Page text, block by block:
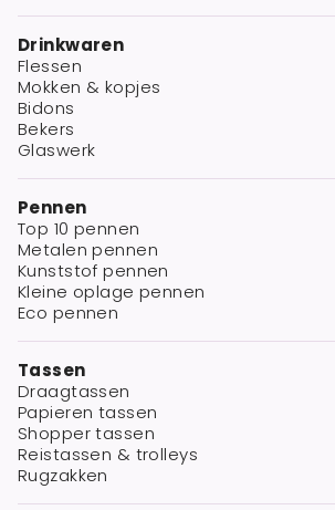
Drinkwaren
Flessen
Mokken & kopjes
Bidons
Bekers
Glaswerk
Pennen
Top 10 pennen
Metalen pennen
Kunststof pennen
Kleine oplage pennen
Eco pennen
Tassen
Draagtassen
Papieren tassen
Shopper tassen
Reistassen & trolleys
Rugzakken